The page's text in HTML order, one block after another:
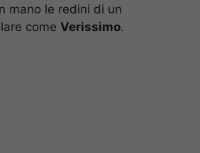
mano le redini di un
come Verissimo.